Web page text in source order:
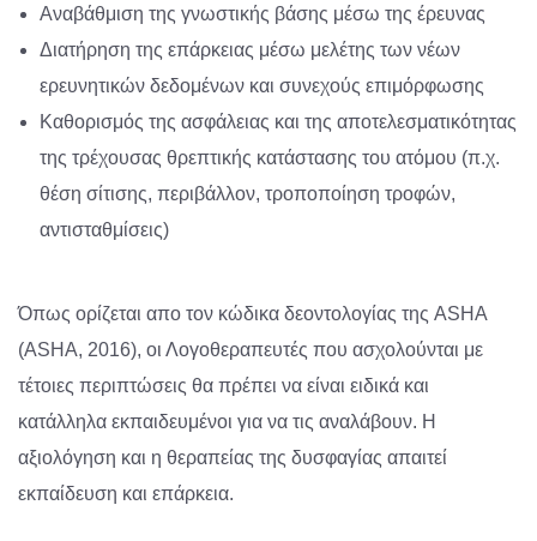
Αναβάθμιση της γνωστικής βάσης μέσω της έρευνας
Διατήρηση της επάρκειας μέσω μελέτης των νέων
ερευνητικών δεδομένων και συνεχούς επιμόρφωσης
Καθορισμός της ασφάλειας και της αποτελεσματικότητας
της τρέχουσας θρεπτικής κατάστασης του ατόμου (π.χ.
θέση σίτισης, περιβάλλον, τροποποίηση τροφών,
αντισταθμίσεις)
Όπως ορίζεται απο τον κώδικα δεοντολογίας της ASHA
(ASHA, 2016), οι Λογοθεραπευτές που ασχολούνται με
τέτοιες περιπτώσεις θα πρέπει να είναι ειδικά και
κατάλληλα εκπαιδευμένοι για να τις αναλάβουν. Η
αξιολόγηση και η θεραπείας της δυσφαγίας απαιτεί
εκπαίδευση και επάρκεια.